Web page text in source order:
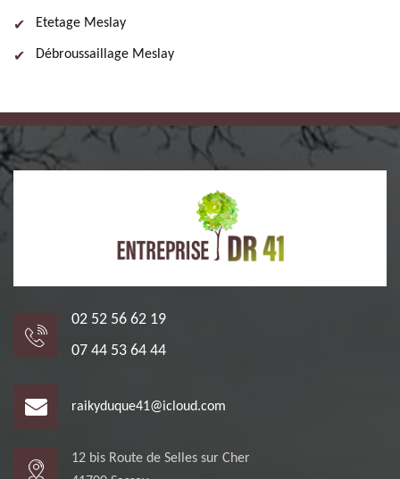
Etetage Meslay
Débroussaillage Meslay
02 52 56 62 19
07 44 53 64 44
raikyduque41@icloud.com
12 bis Route de Selles sur Cher